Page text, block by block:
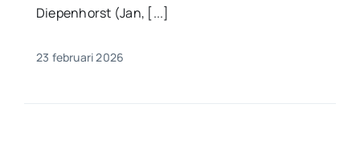
Diepenhorst (Jan, [...]
23 februari 2026